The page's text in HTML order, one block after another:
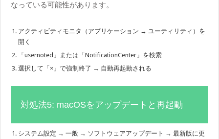
なっている可能性があります。
アクティビティモニタ（アプリケーション → ユーティリティ）を
開く
「usernoted」または「NotificationCenter」を検索
選択して「×」で強制終了 → 自動再起動される
対処法5: macOSをアップデートと再起動
システム設定 → 一般 → ソフトウェアアップデート → 最新版に更